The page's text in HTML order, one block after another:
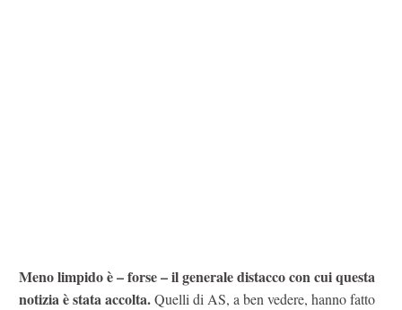
Meno limpido è – forse – il generale distacco con cui questa
notizia è stata accolta.Quelli di AS, a ben vedere, hanno fatto